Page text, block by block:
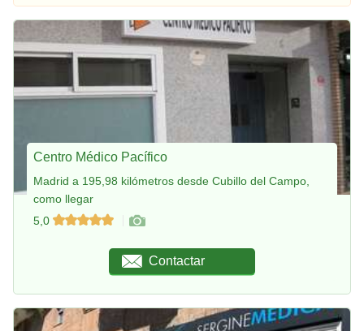
Centro Médico Pacífico
Madrid a 195,98 kilómetros desde Cubillo del Campo,
como llegar
5,0
Contactar